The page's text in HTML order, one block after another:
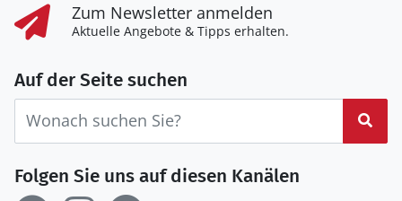
Zum Newsletter anmelden
Aktuelle Angebote & Tipps erhalten.
Auf der Seite suchen
Folgen Sie uns auf diesen Kanälen